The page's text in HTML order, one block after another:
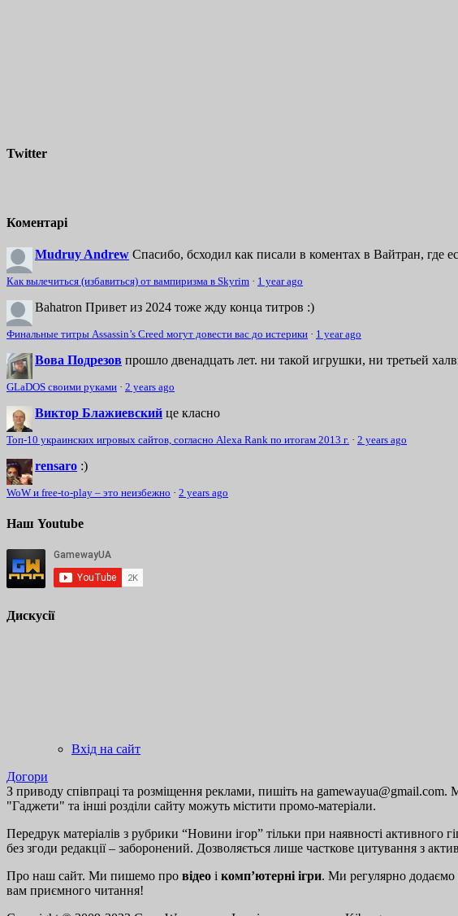
Twitter
Коментарі
Mudruy Andrew Спасибо, бсходил как писали в коментах в Вайтран, где
Как вылечиться (избавиться) от вампиризма в Skyrim · 1 year ago
Bahatron Привет из 2024 тоже жду конца титров :)
Финальные титры Assassin’s Creed могут довести вас до истерики · 1 year ago
Вова Подрезов прошло двенадцать лет. ни такой игрушки, ни третьей
GLaDOS своими руками · 2 years ago
Виктор Блажиевский це класно
Топ-10 украинских игровых сайтов, согласно Alexa Rank по итогам 2013 г. · 2 years ago
rensaro :)
WoW и free-to-play – это неизбежно · 2 years ago
Наш Youtube
Дискусії
Вхід на сайт
Догори
З приводу співпраці та розміщення реклами, пишіть на gamewayua@gmail.com.
"Гаджети" та інші розділи сайту можуть містити промо-матеріали.
Передрук матеріалів з рубрики “Новини ігор” тільки при наявності активного
без згоди редакції – заборонений. Дозволяється лише часткове цитування з
Про наш сайт. Ми пишемо про відео і комп’ютерні ігри. Ми регулярно додаємо
вам приємного читання!